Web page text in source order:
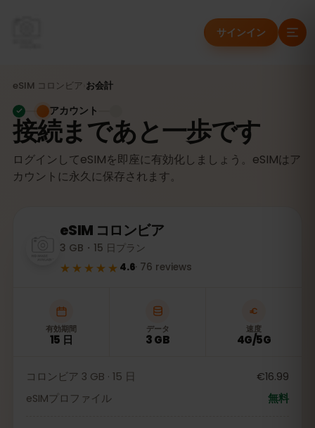
サインイン
eSIM コロンビア お会計
接続まであと一歩です
ログインしてeSIMを即座に有効化しましょう。eSIMはア
カウントに永久に保存されます。
アカウント
eSIM コロンビア
3 GB・15 日プラン
★★★★★ 4.6· 76 reviews
有効期間
15 日
データ
3 GB
速度
4G/5G
コロンビア 3 GB · 15 日
€16.99
eSIMプロファイル
無料